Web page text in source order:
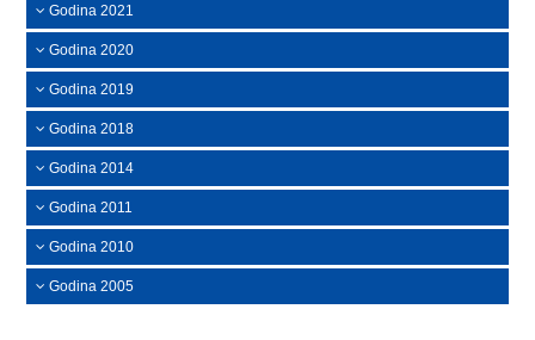
Godina 2021
Godina 2020
Godina 2019
Godina 2018
Godina 2014
Godina 2011
Godina 2010
Godina 2005